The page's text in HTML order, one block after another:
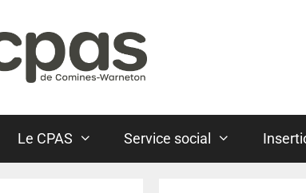
Le CPAS Service social